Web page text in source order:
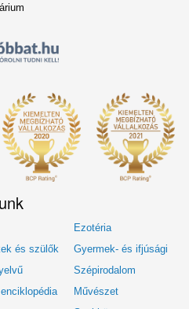
Ezotéria
és szülők
Gyermek- és ifjúsági
Szépirodalom
Művészet